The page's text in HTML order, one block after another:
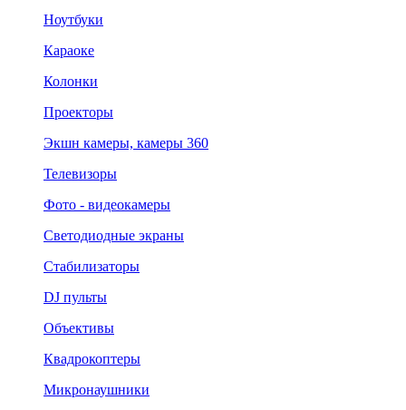
Ноутбуки
Караоке
Колонки
Проекторы
Экшн камеры, камеры 360
Телевизоры
Фото - видеокамеры
Светодиодные экраны
Стабилизаторы
DJ пульты
Объективы
Квадрокоптеры
Микронаушники